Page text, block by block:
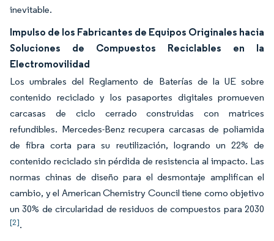
inevitable.
Impulso de los Fabricantes de Equipos Originales hacia
Soluciones de Compuestos Reciclables en la
Electromovilidad
Los umbrales del Reglamento de Baterías de la UE sobre
contenido reciclado y los pasaportes digitales promueven
carcasas de ciclo cerrado construidas con matrices
refundibles. Mercedes-Benz recupera carcasas de poliamida
de fibra corta para su reutilización, logrando un 22% de
contenido reciclado sin pérdida de resistencia al impacto. Las
normas chinas de diseño para el desmontaje amplifican el
cambio, y el American Chemistry Council tiene como objetivo
un 30% de circularidad de residuos de compuestos para 2030
[2].